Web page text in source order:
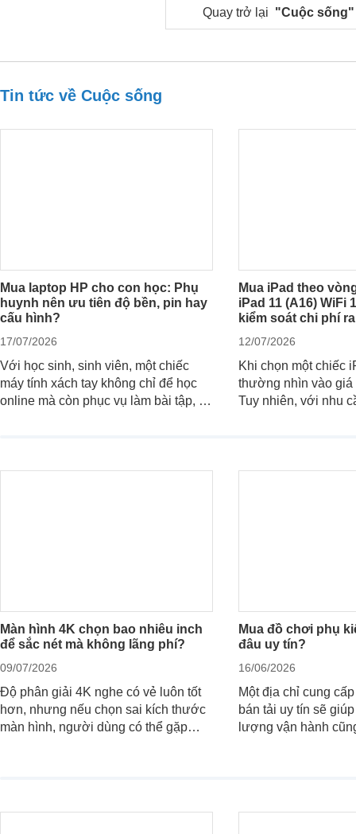
Quay trở lại "Cuộc sống"
Tin tức về Cuộc sống
Mua laptop HP cho con học: Phụ
huynh nên ưu tiên độ bền, pin hay
cấu hình?
17/07/2026
Với học sinh, sinh viên, một chiếc
máy tính xách tay không chỉ để học
online mà còn phục vụ làm bài tập, tra
năm thay vì chỉ so sánh cấu hình trên
Mua iPad theo
iPad 11 (A16) WiFi
kiểm soát chi phí
12/07/2026
Khi chọn một chiếc
thường nhìn vào
Tuy nhiên, với nhu
ngay không, dùng
Màn hình 4K chọn bao nhiêu inch
để sắc nét mà không lãng phí?
09/07/2026
Độ phân giải 4K nghe có vẻ luôn tốt
hơn, nhưng nếu chọn sai kích thước
màn hình, người dùng có thể gặp
Mua đồ chơi phụ
đâu uy tín?
16/06/2026
Một địa chỉ cung
bán tải uy tín sẽ
lượng vận hành